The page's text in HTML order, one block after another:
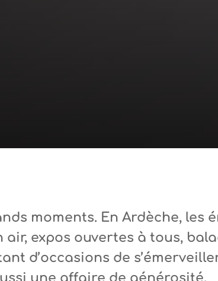
moments. En Ardèche, les
expos ouvertes à tous,
d’occasions de
une affaire de générosité.